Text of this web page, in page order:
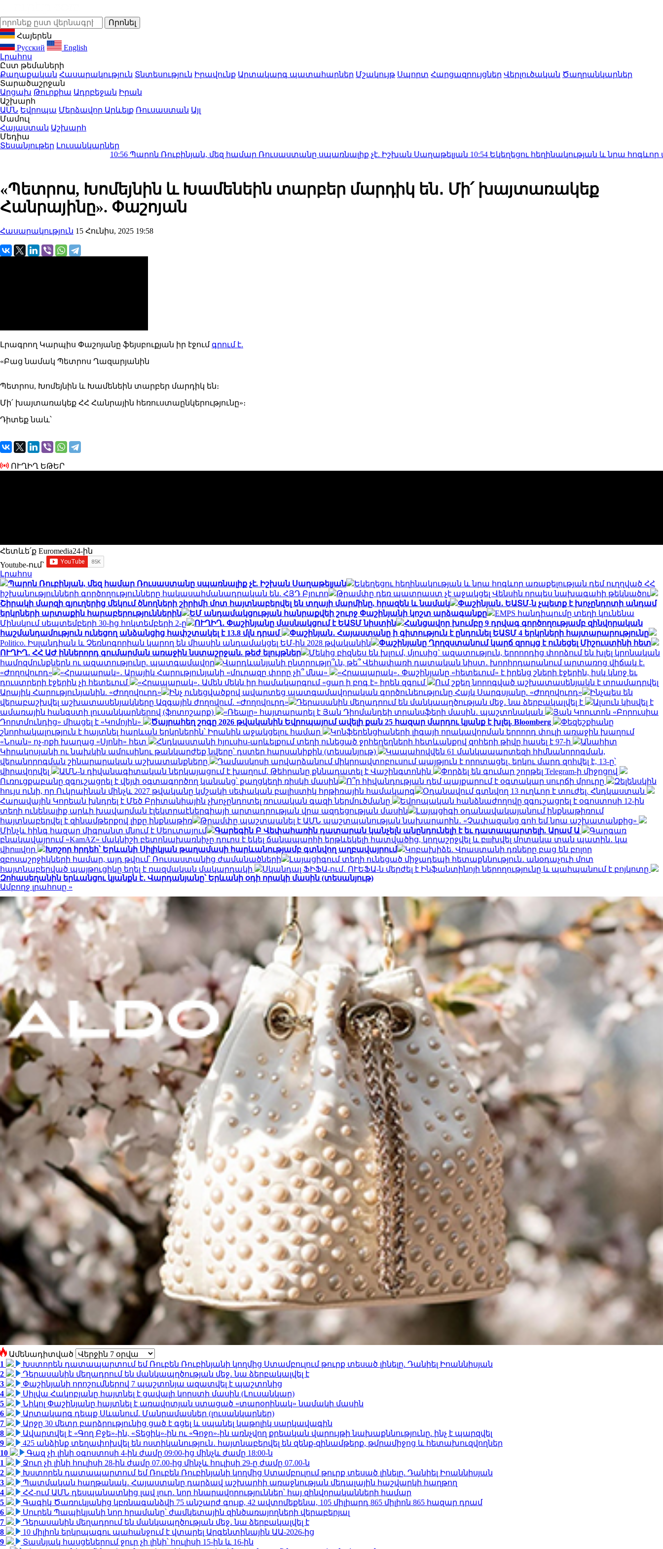
Հայերեն
Русский
English
Լրահոս
Ըստ թեմաների
Քաղաքական Հասարակություն Տնտեսություն Իրավունք Արտակարգ պատահարներ Մշակույթ Սպորտ Հարցազրույցներ Վերլուծական Ծաղրանկարներ
Տարածաշրջան
Արցախ Թուրքիա Ադրբեջան Իրան
Աշխարհ
ԱՄՆ Եվրոպա Մերձավոր Արևելք Ռուսաստան Այլ
Մամուլ
Հայաստան Աշխարհ
Մեդիա
Տեսանյութեր Լուսանկարներ
Պարոն Ռուբինյան, մեզ համար Ռուսաստանը սպառնալիք չէ. Իշխան Սաղաթելյան10:54Եկեղեցու հեղինակության և նրա հոգևոր
«Պետրոս, Խոմեյնին և Խամենեին տարբեր մարդիկ են․ Մի՛ խայտառակեք
Հանրայինը». Փաշոյան
Հասարակություն 15 Հունիս, 2025 19:58
Լրագրող Կարպիս Փաշոյանը ֆեյսբուքյան իր էջում գրում է.
«Բաց նամակ Պետրոս Ղազարյանին
Պետրոս, Խոմեյնին և Խամենեին տարբեր մարդիկ են։
Մի՛ խայտառակեք ՀՀ Հանրային հեռուստաընկերությունը»։
Դիտեք նաև՝
ՈՒՂԻՂ ԵԹԵՐ
Հետևե՛ք Euromedia24-ին
Youtube-ում`
Լրահոս
Պարոն Ռուբինյան, մեզ համար Ռուսաստանը սպառնալիք չէ. Իշխան Սաղաթելյան
Եկեղեցու հեղինակության և նրա հոգևոր առաքելության դեմ ուղղված ՀՀ
իշխանությունների գործողությունները հակասահմանադրական են. ՀՅԴ Բյուրո
Թրամփը դեռ պատրաստ չէ աջակցել Վենսին որպես նախագահի թեկնածու
Շիրակի մարզի գյուղերից մեկում ծնողների շիրիմի մոտ հայտնաբերվել են տղայի մարմինը, հրազեն և նամակ
Փաշինյան․ ԵԱՏՄ-ն չպետք է խոչընդոտի անդամ
երկրների արտաքին հարաբերություններին
ԵՄ անդամակցության հանրաքվեի շուրջ Փաշինյանի կոշտ արձագանքը
EMPS հանդիպումը տեղի կունենա
Մինսկում սեպտեմբերի 30-ից հոկտեմբերի 2-ը
ՈՒՂԻՂ․ Փաշինյանը մասնակցում է ԵԱՏՄ նիստին
Հանցավոր խումբը 9 դրվագ գործողությամբ զինվորական
հաշմանդամություն ունեցող անձանցից հափշտակել է 13.8 մլն դրամ
Փաշինյան․ Հայաստանը ի գիտություն է ընդունել ԵԱՏՄ 4 երկրների հայտարարությունը
Politico. Իսլանդիան և Չեռնոգորիան կարող են միասին անդամակցել ԵՄ-ին 2028 թվականին
Փաշինյանը Ղրղզստանում կարճ զրույց է ունեցել Միշուստինի հետ
ՈՒՂԻՂ․ ՀՀ ԱԺ իններորդ գումարման առաջին նստաշրջան. թեժ ելույթներ
Մեկից բիզնես են խլում, մյուսից` ազատություն, երրորդից փորձում են խլել կրոնական
համոզմունքներն ու ազատությունը. պատգամավոր
Վարդևանյանի ընտրությո՞ւն, թե՞ Վեհափառի դատական նիստ․ խորհրդարանում արտառոց վիճակ է.
«Ժողովուրդ»
«Հրապարակ»․ Արայիկ Հարությունյանի «մուրազը փորը չի՞ մնա»
«Հրապարակ»․ Փաշինյանը «հետեւում» է իրենց շների էջերին, իսկ կնոջ եւ
դուստրերի էջերին չի հետեւում
«Հրապարակ»․ Ամեն մեկն իր համակարգում «ցար ի բոգ է» իրեն զգում
Ում շքեղ նորոգված աշխատասենյակն է տրամադրվել
Արայիկ Հարությունյանին. «Ժողովուրդ»
Ինչ ունեցվածքով ավարտեց պատգամավորական գործունեությունը Հայկ Սարգսյանը. «Ժողովուրդ»
Ինչպես են
վերաբաշխվել աշխատասենյակները Ազգային ժողովում. «Ժողովուրդ»
Դերասանին մեղադրում են մանկապղծության մեջ․ նա ձերբակալվել է
Ալսուն կիսվել է
ամառային հանգստի լուսանկարներով (ֆոտոշարք)
«Ռեալը» հայտարարել է Յան Դիոմանդեի տրանսֆերի մասին․ պաշտոնական
Յան Կոուտոն «Բորուսիա
Դորտմունդից» միացել է «Կոմոյին»
Ծայրահեղ շոգը 2026 թվականին Եվրոպայում ավելի քան 25 հազար մարդու կյանք է խլել. Bloomberg
Փեզեշքիանը
շնորհակալություն է հայտնել հարևան երկրներին՝ Իրանին աջակցելու համար
Կոնֆերենցիաների լիգայի որակավորման երրորդ փուլի առաջին խաղում
«Նոան» ոչ-ոքի խաղաց «Սյոնի» հետ
Հնդկաստանի հյուսիս-արևելքում տեղի ունեցած ջրհեղեղների հետևանքով զոհերի թիվը հասել է 97-ի
Անահիտ
Կիրակոսյանի ու նախկին ամուսինու թանկարժեք նվերը՝ դստեր հարսանիքին (տեսանյութ)
Կապահովվեն 61 մանկապարտեզի հիմնանորոգման,
վերանորոգման շինարարական աշխատանքները
Դամասկոսի արվարձանում միկրոավտոբուսում պայթյուն է որոտացել․ երկու մարդ զոհվել է, 13-ը՝
վիրավորվել
ԱՄՆ-ն դիվանագիտական ներկայացում է խաղում. Թեհրանը քննադատել է Վաշինգտոնին
Փորձել են գումար շորթել Telegram-ի միջոցով
Ուռուցքաբանը զգուշացրել է վեյփ օգտագործող կանանց՝ քաղցկեղի ռիսկի մասին
Ո՞ր հիվանդության դեմ պայքարում է օգտակար սուրճի մրուրը
Զելենսկին
հույս ունի, որ Ուկրաինան մինչև 2027 թվականը կմշակի սեփական բալիստիկ հրթիռային համակարգ
Օդանավում գտնվող 13 ուղևոր է տուժել. Հնդկաստան
Հարավային Կորեան խնդրել է Մեծ Բրիտանիային չխոչընդոտել ռուսական գազի ներմուծմանը
Եվրոպական հանձնաժողովը զգուշացրել է օգոստոսի 12-ին
տեղի ունենալիք արևի խավարման էլեկտրաէներգիայի արտադրության վրա ազդեցության մասին
Լայպցիգի օդանավակայանում ինքնաթիռում
հայտնաբերվել է զինամթերքով լիքը ինքնաթիռ
Թրամփը պաշտպանել է ԱՄՆ պաշտպանության նախարարին․ «Չափազանց գոհ եմ նրա աշխատանքից»
Մինչև հինգ հազար միգրանտ մնում է Սեուտայում
Գարեգին Բ Վեփահառին դատարան կանչելն անընդունելի է եւ դատապարտելի. Արամ Ա
Գարգառ
բնակավայրում «KamAZ» մակնիշի բետոնախառնիչը դուրս է եկել ճանապարհի երթևեկելի հատվածից, կողաշրջվել և բшխվել մոտակա տան պատին․ կա
վիրшվոր
Խոշոր հրդեհ՝ Երևանի Սիլիկյան թաղամասի հարևանությամբ գտնվող աղբավայրում
Կոբախիձե. Վրաստանի դռները բաց են բոլոր
զբոսաշրջիկների համար, այդ թվում՝ Ռուսաստանից ժամանածների
Լայպցիգում տեղի ունեցած միջադեպի հետաքննություն․ անօդաչուի մոտ
հայտնաբերված պայթուցիկը եղել է ռազմական մակարդակի
Սկանդալ ՖԻՖԱ-ում․ ՈՒԵՖԱ-ն մերժել է Ինֆանտինոյի ներողությունը և պահպանում է բոյկոտը
Զոհասեղանին երևանցու կյանքն է․ Վարդանյանը՝ Երևանի օդի որակի մասին (տեսանյութ)
Ամբողջ լրահոսը »
Ամենադիտված
1
Խստորեն դատապարտում եմ Ռուբեն Ռուբինյանի կողմից Ստամբուլում թուրք տեսած լինելը. Դանիել Իոաննիսյան
2
Դերասանին մեղադրում են մանկապղծության մեջ․ նա ձերբակալվել է
3
Փաշինյանի որոշումներով 7 պաշտոնյա ազատվել է պաշտոնից
4
Սիլվա Հակոբյանը հայտնել է ցավալի կորստի մասին (Լուսանկար)
5
Նիկոլ Փաշինյանը հայտնել է առավոտյան ստացած «տարօրինակ» նամակի մասին
6
Արտակարգ դեպք Սևանում. Մանրամասներ (լուսանկարներ)
7
Արջը 30 մետր բարձրությունից ցած է գցել և սպանել կաթոլիկ սարկավագին
8
Ավարտվել է «Գող Բջե»-ին, «Տեցիկ»-ին ու «Գոջո»-ին առնչվող քրեական վարույթի նախաքննությունը. ինչ է պարզվել
9
425 անձինք տեղափոխվել են ոստիկանություն․ հայտնաբերվել են զենք-զինամթերք, թմրամիջոց և հետախուզվողներ
10
Գազ չի լինի օգոստոսի 4-ին ժամը 09:00-ից մինչև ժամը 18:00-ն
1
Ջուր չի լինի հուլիսի 28-ին ժամը 07.00-ից մինչև հուլիսի 29-ը ժամը 07.00-ն
2
Խստորեն դատապարտում եմ Ռուբեն Ռուբինյանի կողմից Ստամբուլում թուրք տեսած լինելը. Դանիել Իոաննիսյան
3
Պատմական հաղթանակ․ Հայաստանը դարձավ աշխարհի առաջնության մեդալային հաշվարկի հաղթող
4
ՀՀ-ում ԱՄՆ դեսպանատնից լավ լուր․ նոր հնարավորություններ՝ հայ զինվորականների համար
5
Գագիկ Ծառուկյանից կբռնագանձվի 75 անշարժ գույք, 42 ավտոմեքենա, 105 միլիարդ 865 միլիոն 865 հազար դրամ
6
Սուրեն Պապիկյանի նոր հրամանը՝ ժամկետային զինծառայողների վերաբերյալ
7
Դերասանին մեղադրում են մանկապղծության մեջ․ նա ձերբակալվել է
8
10 միլիոն երկրպագու պահանջում է վտարել Արգենտինային ԱԱ-2026-ից
9
Տասնյակ հասցեներում ջուր չի լինի՝ հուլիսի 15-ին և 16-ին